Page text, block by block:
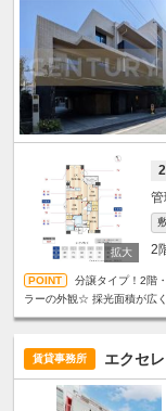
2
分譲タイプ！2階
ラーの外観☆ 採光面積が広
賃貸事務所 エクセ